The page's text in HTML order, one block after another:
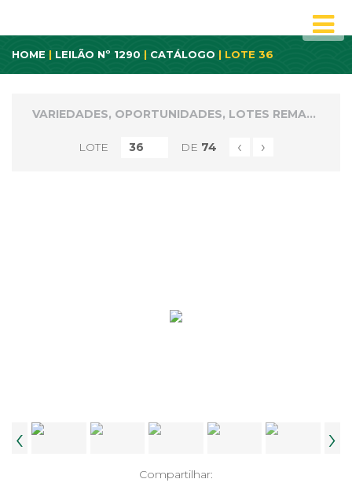
HOME | LEILÃO Nº 1290 | CATÁLOGO | LOTE 36
VARIEDADES, OPORTUNIDADES, LOTES REMANECENTES E NÃO PAGOS
LOTE DE 74 ‹ ›
‹ ›
Compartilhar: